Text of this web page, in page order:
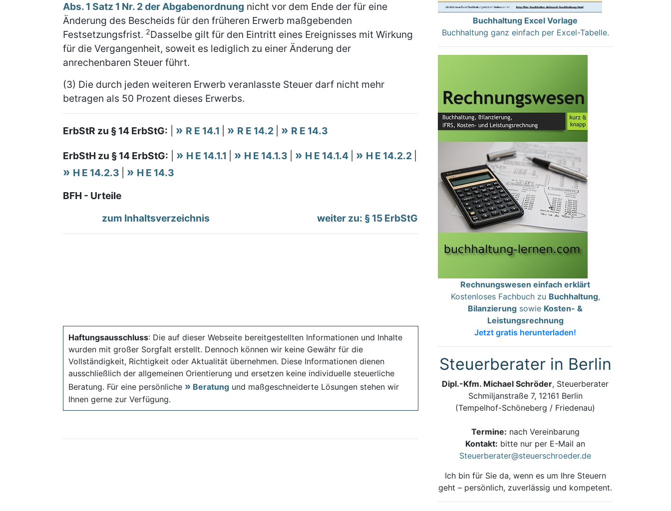
Abs. 1 Satz 1 Nr. 2 der Abgabenordnung nicht vor dem Ende der für eine
Änderung des Bescheids für den früheren Erwerb maßgebenden
Festsetzungsfrist. 2Dasselbe gilt für den Eintritt eines Ereignisses mit Wirkung
für die Vergangenheit, soweit es lediglich zu einer Änderung der
anrechenbaren Steuer führt.
(3) Die durch jeden weiteren Erwerb veranlasste Steuer darf nicht mehr
betragen als 50 Prozent dieses Erwerbs.
ErbStR zu § 14 ErbStG: R E 14.1 R E 14.2 R E 14.3
ErbStH zu § 14 ErbStG: H E 14.1.1 H E 14.1.3 H E 14.1.4 H E 14.2.2
H E 14.2.3
H E 14.3
BFH - Urteile
zum Inhaltsverzeichnis
weiter zu: § 15 ErbStG
Haftungsausschluss: Die auf dieser Webseite bereitgestellten Informationen und Inhalte
wurden mit großer Sorgfalt erstellt. Dennoch können wir keine Gewähr für die
Vollständigkeit, Richtigkeit oder Aktualität übernehmen. Diese Informationen dienen
ausschließlich der allgemeinen Orientierung und ersetzen keine individuelle steuerliche
Beratung. Für eine persönliche
Beratung und maßgeschneiderte Lösungen stehen wir
Ihnen gerne zur Verfügung.
Buchhaltung Excel Vorlage
Buchhaltung ganz einfach per Excel-Tabelle.
Rechnungswesen einfach erklärt
Kostenloses Fachbuch zu Buchhaltung,
Bilanzierung sowie Kosten- &
Leistungsrechnung
Jetzt gratis herunterladen!
Steuerberater in Berlin
Dipl.-Kfm. Michael Schröder, Steuerberater
Schmiljanstraße 7, 12161 Berlin
(Tempelhof-Schöneberg / Friedenau)
Termine: nach Vereinbarung
Kontakt: bitte nur per E-Mail an
Steuerberater@steuerschroeder.de
Ich bin für Sie da, wenn es um Ihre Steuern
geht – persönlich, zuverlässig und kompetent.